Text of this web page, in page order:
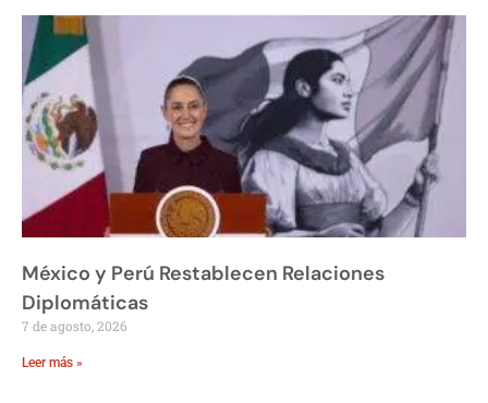
México y Perú Restablecen Relaciones
Diplomáticas
7 de agosto, 2026
Leer más »